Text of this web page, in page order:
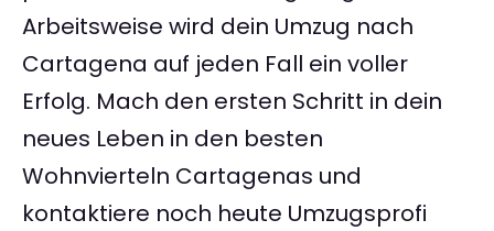
Arbeitsweise wird dein Umzug nach
Cartagena auf jeden Fall ein voller
Erfolg. Mach den ersten Schritt in dein
neues Leben in den besten
Wohnvierteln Cartagenas und
kontaktiere noch heute Umzugsprofi